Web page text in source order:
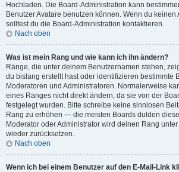
Hochladen. Die Board-Administration kann
Benutzer Avatare benutzen können. Wenn du keinen
solltest du die Board-Administration kontaktieren.
Nach oben
Was ist mein Rang und wie kann ich ihn ändern?
Ränge, die unter deinem Benutzernamen stehen,
du bislang erstellt hast oder identifizieren bestimmte
Moderatoren und Administratoren. Normalerweise
eines Ranges nicht direkt ändern, da sie von der
festgelegt wurden. Bitte schreibe keine sinnlosen
Rang zu erhöhen — die meisten Boards dulden
Moderator oder Administrator wird deinen Rang
wieder zurücksetzen.
Nach oben
Wenn ich bei einem Benutzer auf den E-Mail-Link